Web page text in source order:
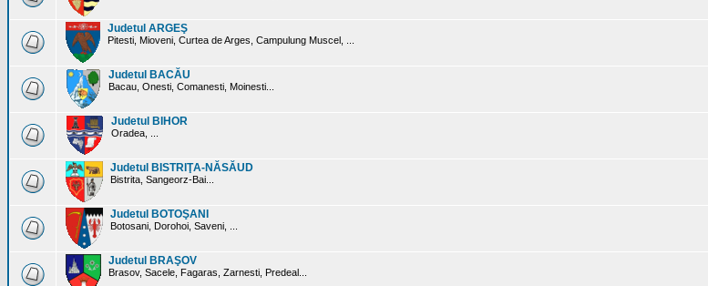
Judetul ARGEŞ
Pitesti, Mioveni, Curtea de Arges, Campulung Muscel, ...
Judetul BACĂU
Bacau, Onesti, Comanesti, Moinesti...
Judetul BIHOR
Oradea, ...
Judetul BISTRIŢA-NĂSĂUD
Bistrita, Sangeorz-Bai...
Judetul BOTOŞANI
Botosani, Dorohoi, Saveni, ...
Judetul BRAŞOV
Brasov, Sacele, Fagaras, Zarnesti, Predeal...